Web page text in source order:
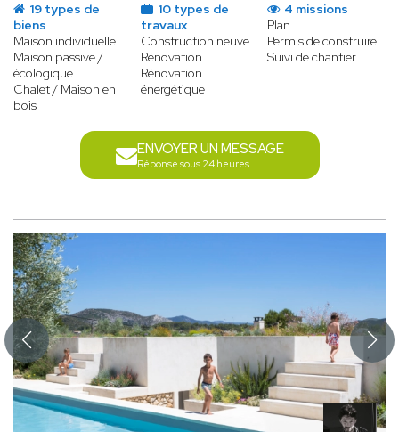
19 types de
biens
Maison individuelle
Maison passive /
écologique
Chalet / Maison en
bois
10 types de
travaux
Construction neuve
Rénovation
Rénovation
énergétique
4 missions
Plan
Permis de construire
Suivi de chantier
ENVOYER UN MESSAGE
Réponse sous 24 heures